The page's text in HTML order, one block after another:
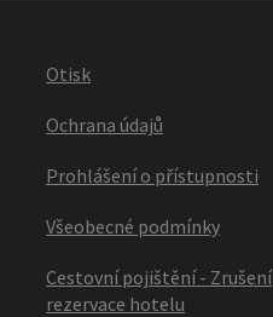
Otisk
Ochrana údajů
Prohlášení o přístupnosti
Všeobecné podmínky
Cestovní pojištění - Zrušení
rezervace hotelu